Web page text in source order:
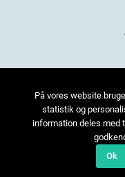
På vores website
statistik og
information deles med
Ok